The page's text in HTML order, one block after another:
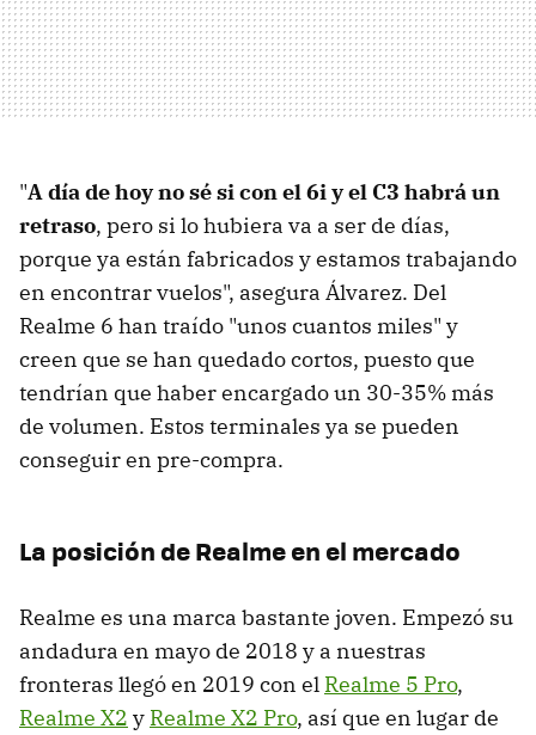
"A día de hoy no sé si con el 6i y el C3 habrá un
retraso, pero si lo hubiera va a ser de días,
porque ya están fabricados y estamos trabajando
en encontrar vuelos", asegura Álvarez. Del
Realme 6 han traído "unos cuantos miles" y
creen que se han quedado cortos, puesto que
tendrían que haber encargado un 30-35% más
de volumen. Estos terminales ya se pueden
conseguir en pre-compra.
La posición de Realme en el mercado
Realme es una marca bastante joven. Empezó su
andadura en mayo de 2018 y a nuestras
fronteras llegó en 2019 con el Realme 5 Pro,
Realme X2 y Realme X2 Pro, así que en lugar de